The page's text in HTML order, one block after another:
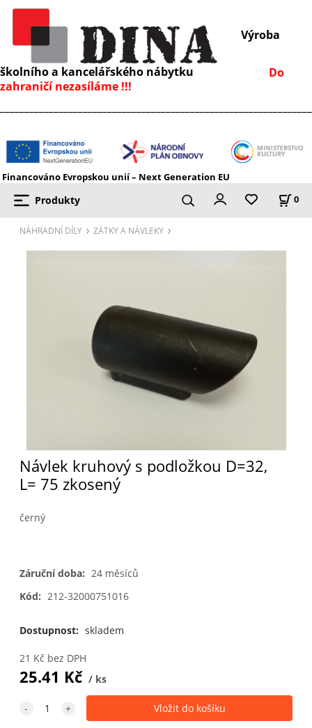
Výroba
školního a kancelářského nábytku Do
zahraničí nezasíláme !!!
Financováno Evropskou unií – Next Generation EU
Produkty 0
NÁHRADNÍ DÍLY ZÁTKY A NÁVLEKY
Návlek kruhový s podložkou D=32,
L= 75 zkosený
černý
Záruční doba: 24 měsíců
Kód: 212-32000751016
Dostupnost: skladem
21 Kč bez DPH
25.41 Kč ks